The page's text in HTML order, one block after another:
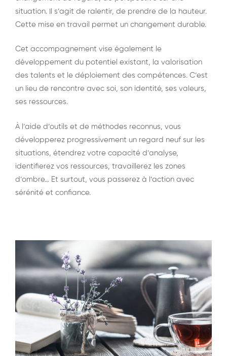
situation. Il s’agit de ralentir, de prendre de la hauteur.
Cette mise en travail permet un changement durable.
Cet accompagnement vise également le
développement du potentiel existant, la valorisation
des talents et le déploiement des compétences. C’est
un lieu de rencontre avec soi, son identité, ses valeurs,
ses ressources.
À l’aide d’outils et de méthodes reconnus, vous
développerez progressivement un regard neuf sur les
situations, étendrez votre capacité d’analyse,
identifierez vos ressources, travaillerez les zones
d’ombre… Et surtout, vous passerez à l’action avec
sérénité et confiance.